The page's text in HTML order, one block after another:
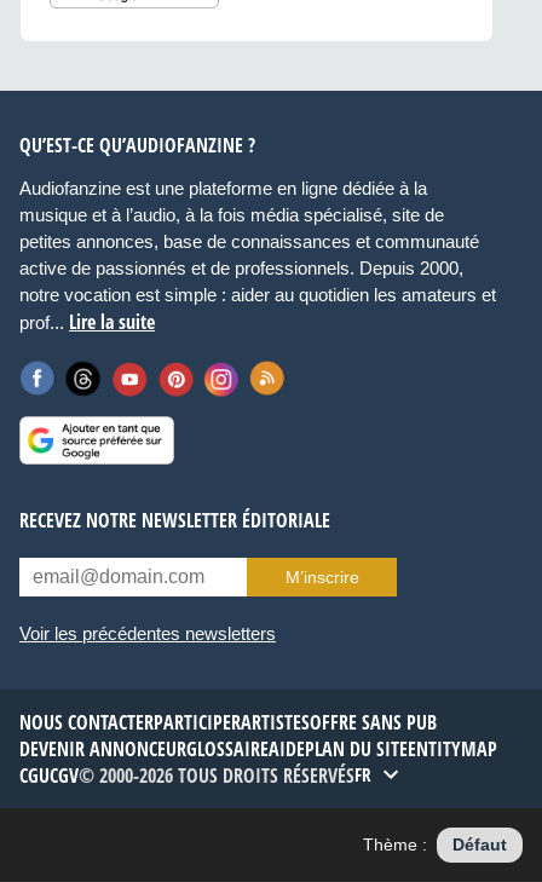
QU’EST-CE QU’AUDIOFANZINE ?
Audiofanzine est une plateforme en ligne dédiée à la
musique et à l’audio, à la fois média spécialisé, site de
petites annonces, base de connaissances et communauté
active de passionnés et de professionnels. Depuis 2000,
notre vocation est simple : aider au quotidien les amateurs et
prof... Lire la suite
RECEVEZ NOTRE NEWSLETTER ÉDITORIALE
M’inscrire
Voir les précédentes newsletters
NOUS CONTACTERPARTICIPERARTISTESOFFRE SANS PUB
DEVENIR ANNONCEURGLOSSAIREAIDEPLAN DU SITEENTITYMAP
CGUCGV© 2000-2026 TOUS DROITS RÉSERVÉSFR
Thème : Défaut